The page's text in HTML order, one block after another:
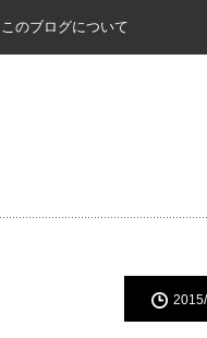
このブログについて